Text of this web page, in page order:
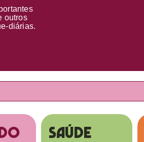
outros
diárias.
SAÚDE